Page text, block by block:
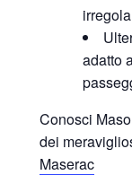
adatto
Conosci
dei
Maserac